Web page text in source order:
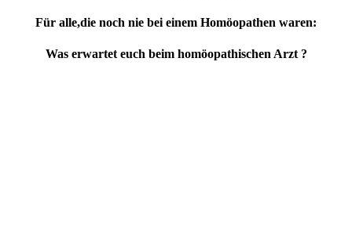
Für alle,die noch nie bei einem Homöopathen waren:
Was erwartet euch beim homöopathischen Arzt ?